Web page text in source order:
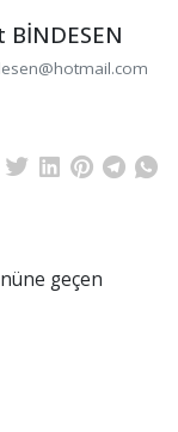
BİNDESEN
geçen